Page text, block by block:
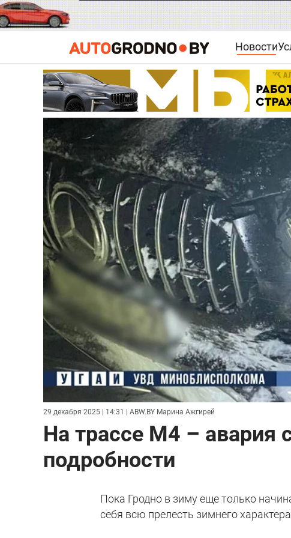
Новости
29 декабря 2025 | 14:31 | ABW.BY Марина Ажгирей
На трассе М4 – авария
подробности
Пока Гродно в зиму еще только
себя всю прелесть зимнего